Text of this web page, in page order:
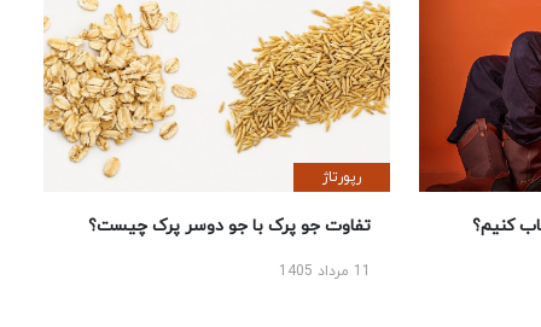
کنیم؟
رپورتاژ
تفاوت جو پرک با جو دوسر پرک چیست؟